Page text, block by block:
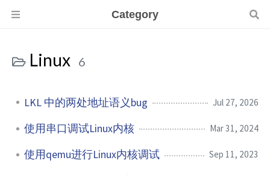
Category
Linux 6
LKL 中的两处地址语义bug Jul 27, 2026
使用串口调试Linux内核 Mar 31, 2024
使用qemu进行Linux内核调试 Sep 11, 2023